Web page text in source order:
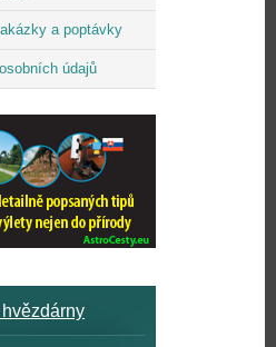
a poptávky
údajů